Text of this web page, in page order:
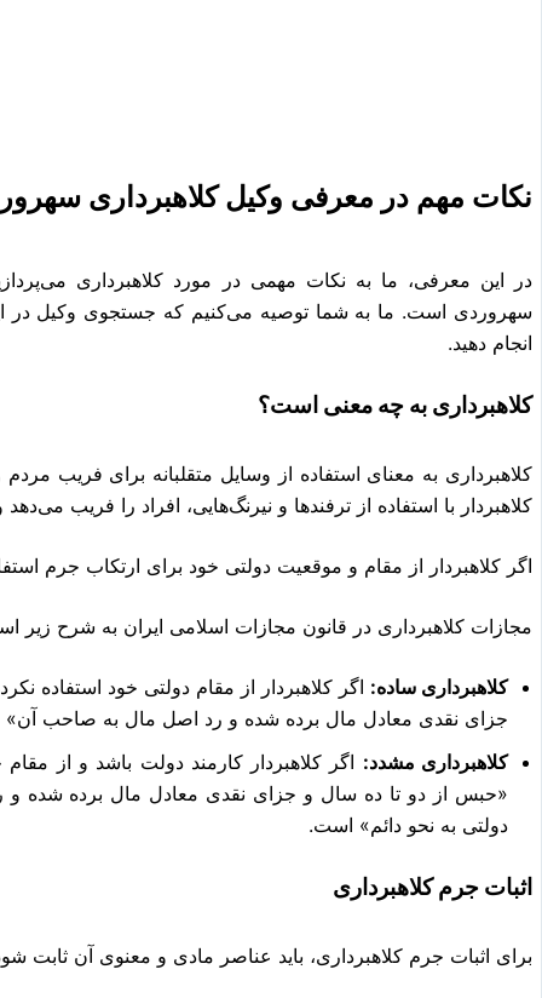
نکات مهم در معرفی وکیل کلاهبرداری
در این معرفی، ما به نکات مهمی در مورد کلاهبرداری
سهروردی است. ما به شما توصیه می‌کنیم که جستجوی وکیل در
انجام دهید.
کلاهبرداری به چه معنی است؟
کلاهبرداری به معنای استفاده از وسایل متقلبانه برای فریب
کلاهبردار با استفاده از ترفندها و نیرنگ‌هایی، افراد را فریب
اگر کلاهبردار از مقام و موقعیت دولتی خود برای ارتکاب جرم
مجازات کلاهبرداری در قانون مجازات اسلامی ایران به شرح زیر
کلاهبرداری ساده: اگر کلاهبردار از مقام دولتی خود استفاده
جزای نقدی معادل مال برده شده و رد اصل مال به صاحب
کلاهبرداری مشدد: اگر کلاهبردار کارمند دولت باشد و از
«حبس از دو تا ده سال و جزای نقدی معادل مال برده شده
دولتی به نحو دائم» است.
اثبات جرم کلاهبرداری
برای اثبات جرم کلاهبرداری، باید عناصر مادی و معنوی آن ثابت